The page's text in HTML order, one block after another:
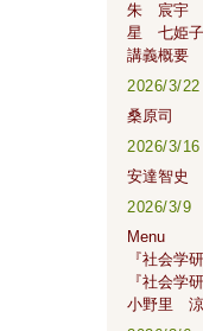
朱 宸宇
星 七姫子
講義概要
2026/3/22
桑原司
2026/3/16
安達智史
2026/3/9
Menu
『社会学
『社会学
小野里 涼